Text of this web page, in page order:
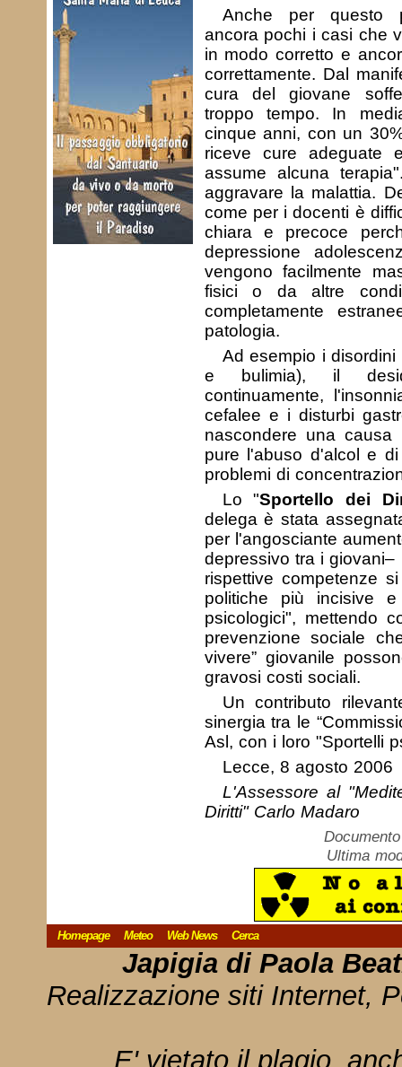
Anche per questo
ancora pochi i casi che
in modo corretto e
correttamente. Dal
cura del giovane
troppo tempo. In
cinque anni, con un
riceve cure adeguate
assume alcuna
aggravare la malattia.
come per i docenti è
chiara e precoce
depressione
vengono facilmente
fisici o da altre
completamente
patologia.
Ad esempio i
e bulimia), il
continuamente,
cefalee e i disturbi
nascondere una causa
pure l'abuso d'alcol e
problemi di
Lo "Sportello dei
delega è stata
per l'angosciante
depressivo tra i
rispettive competenze
politiche più incisive e
psicologici", mettendo
prevenzione sociale
vivere” giovanile
gravosi costi sociali.
Un contributo
sinergia tra le
Asl, con i loro "Sportelli
Lecce, 8 agosto 2006
L'Assessore al
Diritti" Carlo Madaro
Ultima
Homepage Meteo Web News Cerca
Japigia di Paola
Realizzazione siti Internet,
E' vietato il plagio,